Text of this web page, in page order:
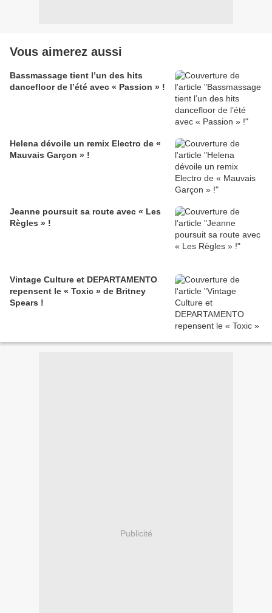
Vous aimerez aussi
Bassmassage tient l’un des hits
dancefloor de l’été avec « Passion » !
Helena dévoile un remix Electro de «
Mauvais Garçon » !
Jeanne poursuit sa route avec « Les
Règles » !
Vintage Culture et DEPARTAMENTO
repensent le « Toxic » de Britney
Spears !
Publicité